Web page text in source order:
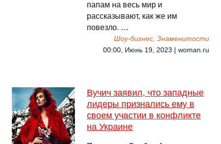
папам на весь мир и
рассказывают, как же им
повезло. …
Шоу-бизнес, Знаменитости
00:00, Июнь 19, 2023 | woman.ru
Вучич заявил, что западные
лидеры признались ему в
своем участии в конфликте
на Украине